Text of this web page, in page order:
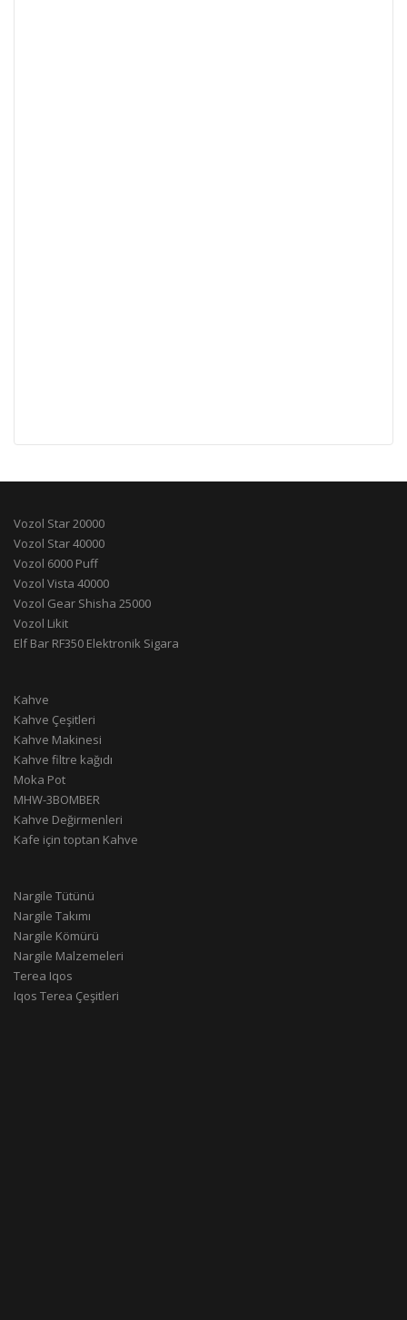
Vozol Star 20000
Vozol Star 40000
Vozol 6000 Puff
Vozol Vista 40000
Vozol Gear Shisha 25000
Vozol Likit
Elf Bar RF350 Elektronik Sigara
Kahve
Kahve Çeşitleri
Kahve Makinesi
Kahve filtre kağıdı
Moka Pot
MHW-3BOMBER
Kahve Değirmenleri
Kafe için toptan Kahve
Nargile Tütünü
Nargile Takımı
Nargile Kömürü
Nargile Malzemeleri
Terea Iqos
Iqos Terea Çeşitleri